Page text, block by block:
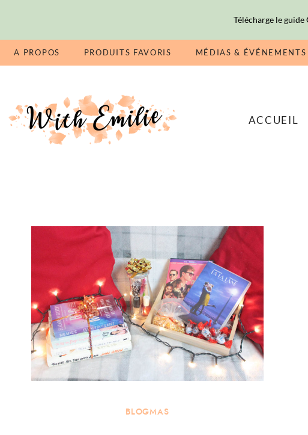
A PROPOS PRODUITS FAVORIS MÉDIAS & ÉVÉNEMENTS
ACCUEIL
BLOGMAS
Télécharge le